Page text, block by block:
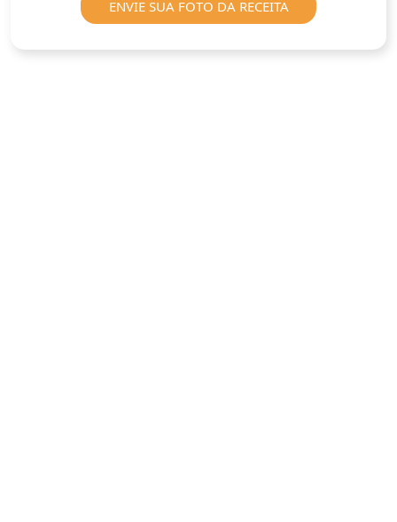
ENVIE SUA FOTO DA RECEITA